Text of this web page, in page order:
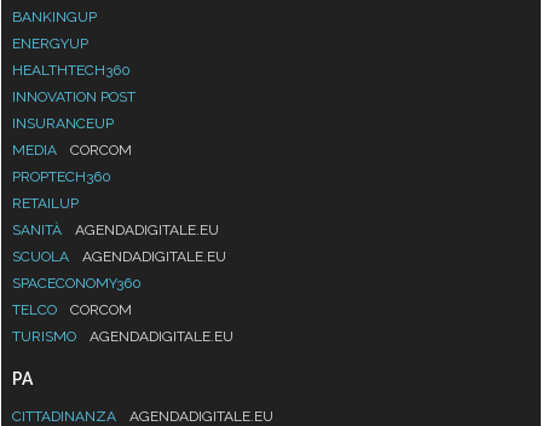
BANKINGUP
ENERGYUP
HEALTHTECH360
INNOVATION POST
INSURANCEUP
MEDIA
CORCOM
PROPTECH360
RETAILUP
SANITÀ
AGENDADIGITALE.EU
SCUOLA
AGENDADIGITALE.EU
SPACECONOMY360
TELCO
CORCOM
TURISMO
AGENDADIGITALE.EU
PA
CITTADINANZA
AGENDADIGITALE.EU